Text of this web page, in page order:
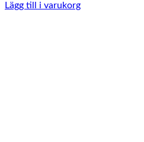
Lägg till i varukorg